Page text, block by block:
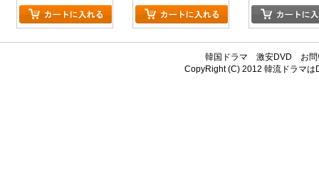
韓国ドラマ 激安DVD
お
CopyRight (C) 2012韓流ドラマは